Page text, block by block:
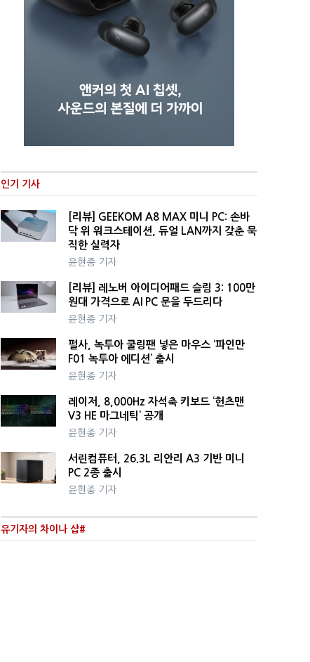
인기 기사
[리뷰] GEEKOM A8 MAX 미니 PC: 손바
닥 위 워크스테이션, 듀얼 LAN까지 갖춘 묵
직한 실력자
윤현종 기자
[리뷰] 레노버 아이디어패드 슬림 3: 100만
원대 가격으로 AI PC 문을 두드리다
윤현종 기자
펄사, 녹투아 쿨링팬 넣은 마우스 ‘파인만
F01 녹투아 에디션’ 출시
윤현종 기자
레이저, 8,000Hz 자석축 키보드 ‘헌츠맨
V3 HE 마그네틱’ 공개
윤현종 기자
서린컴퓨터, 26.3L 리안리 A3 기반 미니
PC 2종 출시
윤현종 기자
유기자의 차이나 샵#